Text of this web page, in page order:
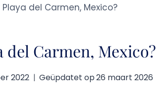
del Carmen, Mexico?
del Carmen, Mexico?
2022 Geüpdatet op26 maart 2026